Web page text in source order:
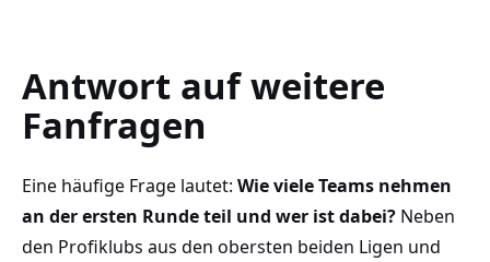
Antwort auf weitere
Fanfragen
Eine häufige Frage lautet: Wie viele Teams nehmen
an der ersten Runde teil und wer ist dabei? Neben
den Profiklubs aus den obersten beiden Ligen und